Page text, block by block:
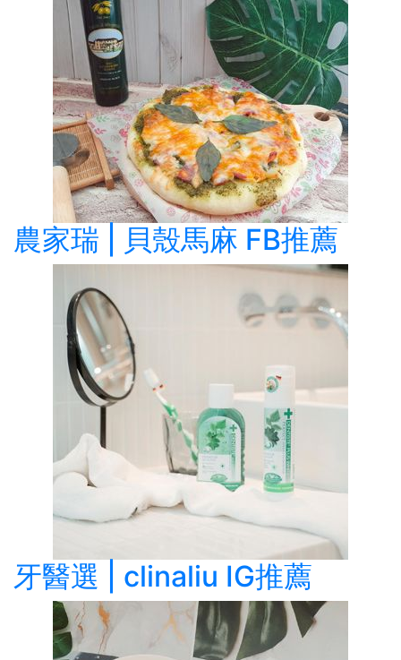
農家瑞 | 貝殼馬麻 FB推薦
牙醫選 | clinaliu IG推薦